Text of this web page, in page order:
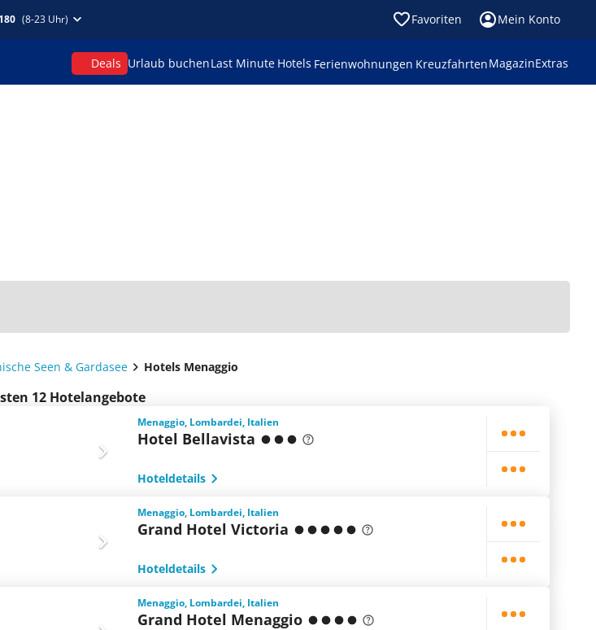
(8-23 Uhr) Favoriten Mein Konto
Deals Urlaub buchenLast Minute Hotels Ferienwohnungen KreuzfahrtenMagazinExtras
Seen & Gardasee Hotels Menaggio
12 Hotelangebote
Menaggio, Lombardei, Italien
Hotel Bellavista
Hoteldetails
Menaggio, Lombardei, Italien
Grand Hotel Victoria
Hoteldetails
Menaggio, Lombardei, Italien
Grand Hotel Menaggio